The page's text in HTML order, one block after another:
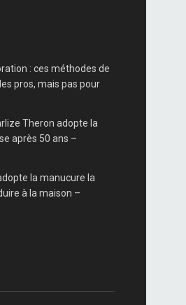
: ces méthodes de
pros, mais pas pour
Theron adopte la
après 50 ans –
la manucure la
à la maison –